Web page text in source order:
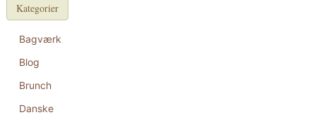
Kategorier
Bagværk
Blog
Brunch
Danske